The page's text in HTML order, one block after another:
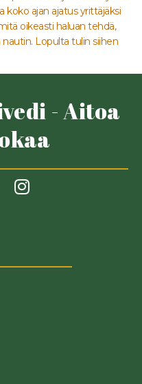
koko ajan ajatus yrittäjäksi
oikeasti haluan tehdä,
Lopulta tulin siihen
- Aitoa